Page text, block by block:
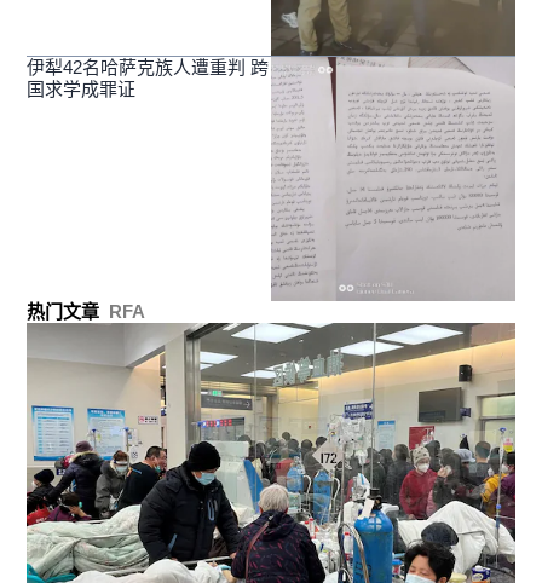
伊犁42名哈萨克族人遭重判 跨
国求学成罪证
热门文章 RFA